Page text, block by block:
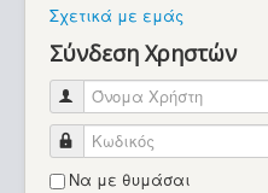
Βρίσκεστε εδώ:
Σχετικά με εμάς
Σύνδεση Χρηστών
Όνομα Χρήστη
Κωδικός
Να με θυμάσαι